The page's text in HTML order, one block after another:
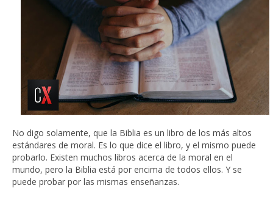
No digo solamente, que la Biblia es un libro de los más altos
estándares de moral. Es lo que dice el libro, y el mismo puede
probarlo. Existen muchos libros acerca de la moral en el
mundo, pero la Biblia está por encima de todos ellos. Y se
puede probar por las mismas enseñanzas.